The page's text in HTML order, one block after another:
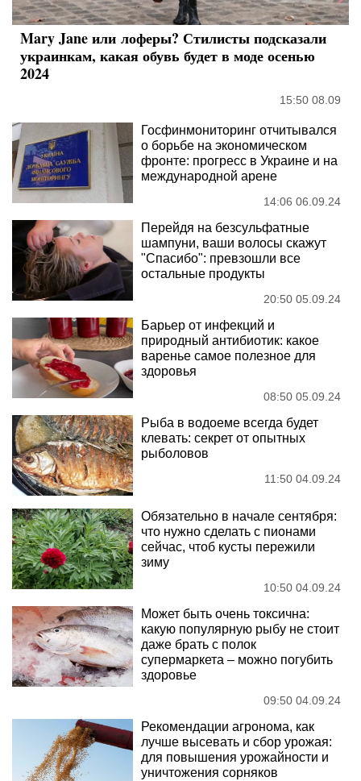
Mary Jane или лоферы? Стилисты подсказали
украинкам, какая обувь будет в моде осенью
2024
15:50 08.09
Госфинмониторинг отчитывался
о борьбе на экономическом
фронте: прогресс в Украине и на
международной арене
14:06 06.09.24
Перейдя на безсульфатные
шампуни, ваши волосы скажут
"Спасибо": превзошли все
остальные продукты
20:50 05.09.24
Барьер от инфекций и
природный антибиотик: какое
варенье самое полезное для
здоровья
08:50 05.09.24
Рыба в водоеме всегда будет
клевать: секрет от опытных
рыболовов
11:50 04.09.24
Обязательно в начале сентября:
что нужно сделать с пионами
сейчас, чтоб кусты пережили
зиму
10:50 04.09.24
Может быть очень токсична:
какую популярную рыбу не стоит
даже брать с полок
супермаркета – можно погубить
здоровье
09:50 04.09.24
Рекомендации агронома, как
лучше высевать и сбор урожая:
для повышения урожайности и
уничтожения сорняков